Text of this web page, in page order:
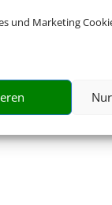
und Marketing
für über